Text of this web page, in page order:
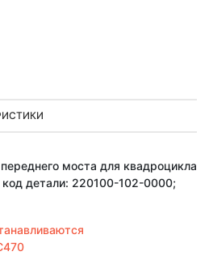
моста для квадроцикла
код детали: 220100-102-0000;